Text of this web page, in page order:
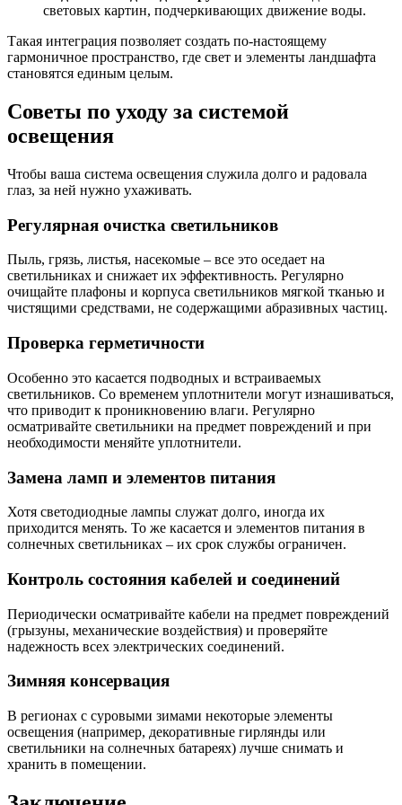
световых картин, подчеркивающих движение воды.
Такая интеграция позволяет создать по-настоящему
гармоничное пространство, где свет и элементы ландшафта
становятся единым целым.
Советы по уходу за системой
освещения
Чтобы ваша система освещения служила долго и радовала
глаз, за ней нужно ухаживать.
Регулярная очистка светильников
Пыль, грязь, листья, насекомые – все это оседает на
светильниках и снижает их эффективность. Регулярно
очищайте плафоны и корпуса светильников мягкой тканью и
чистящими средствами, не содержащими абразивных частиц.
Проверка герметичности
Особенно это касается подводных и встраиваемых
светильников. Со временем уплотнители могут изнашиваться,
что приводит к проникновению влаги. Регулярно
осматривайте светильники на предмет повреждений и при
необходимости меняйте уплотнители.
Замена ламп и элементов питания
Хотя светодиодные лампы служат долго, иногда их
приходится менять. То же касается и элементов питания в
солнечных светильниках – их срок службы ограничен.
Контроль состояния кабелей и соединений
Периодически осматривайте кабели на предмет повреждений
(грызуны, механические воздействия) и проверяйте
надежность всех электрических соединений.
Зимняя консервация
В регионах с суровыми зимами некоторые элементы
освещения (например, декоративные гирлянды или
светильники на солнечных батареях) лучше снимать и
хранить в помещении.